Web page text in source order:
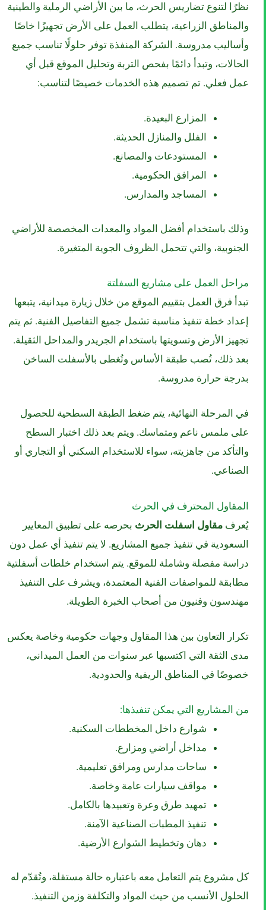
نظرًا لتنوع تضاريس الحرث، ما بين الأراضي الرملية والطينية
والمناطق الزراعية، يتطلب العمل على الأرض تجهيزًا خاصًا
وأساليب مدروسة. الشركة المنفذة توفر حلولًا تناسب جميع
الحالات، وتبدأ دائمًا بفحص التربة وتحليل الموقع قبل أي
عمل فعلي. تم تصميم هذه الخدمات خصيصًا لتناسب:
المزارع البعيدة.
الفلل والمنازل الحديثة.
المستودعات والمصانع.
المرافق الحكومية.
المساجد والمدارس.
وذلك باستخدام أفضل المواد والمعدات المخصصة للأراضي
الجنوبية، والتي تتحمل الظروف الجوية المتغيرة.
مراحل العمل على مشاريع السفلتة
تبدأ فرق العمل بتقييم الموقع من خلال زيارة ميدانية، يتبعها
إعداد خطة تنفيذ مناسبة تشمل جميع التفاصيل الفنية. ثم يتم
تجهيز الأرض وتسويتها باستخدام الجريدر والمداحل الثقيلة.
بعد ذلك، تُصب طبقة الأساس وتُغطى بالأسفلت الساخن
بدرجة حرارة مدروسة.
في المرحلة النهائية، يتم ضغط الطبقة السطحية للحصول
على ملمس ناعم ومتماسك. ويتم بعد ذلك اختبار السطح
والتأكد من جاهزيته، سواء للاستخدام السكني أو التجاري أو
الصناعي.
المقاول المحترف في الحرث
يُعرف مقاول اسفلت الحرث بحرصه على تطبيق المعايير
السعودية في تنفيذ جميع المشاريع. لا يتم تنفيذ أي عمل دون
دراسة مفصلة وشاملة للموقع. يتم استخدام خلطات أسفلتية
مطابقة للمواصفات الفنية المعتمدة، ويشرف على التنفيذ
مهندسون وفنيون من أصحاب الخبرة الطويلة.
تكرار التعاون بين هذا المقاول وجهات حكومية وخاصة يعكس
مدى الثقة التي اكتسبها عبر سنوات من العمل الميداني،
خصوصًا في المناطق الريفية والحدودية.
من المشاريع التي يمكن تنفيذها:
شوارع داخل المخططات السكنية.
مداخل أراضي ومزارع.
ساحات مدارس ومرافق تعليمية.
مواقف سيارات عامة وخاصة.
تمهيد طرق وعرة وتعبيدها بالكامل.
تنفيذ المطبات الصناعية الآمنة.
دهان وتخطيط الشوارع الأرضية.
كل مشروع يتم التعامل معه باعتباره حالة مستقلة، وتُقدّم له
الحلول الأنسب من حيث المواد والتكلفة وزمن التنفيذ.